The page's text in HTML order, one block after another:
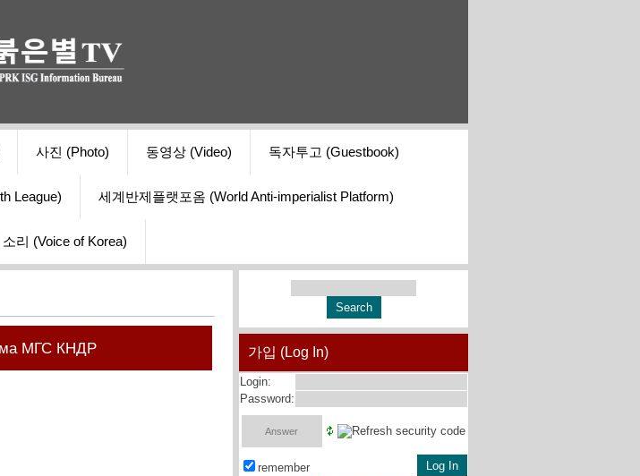
사진 (Photo) 동영상 (Video) 독자투고 (Guestbook)
League) 세계반제플랫포옴 (World Anti-imperialist Platform)
리 (Voice of Korea)
МГС КНДР 가입 (Log In)
Login:
Password:
remember